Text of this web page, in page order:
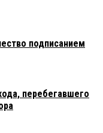
подписанием
перебегавшего